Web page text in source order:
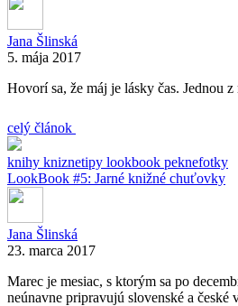
Jana Šlinská
5. mája 2017
Hovorí sa, že máj je lásky čas. Jednou
celý článok
knihy kniznetipy lookbook peknefotky
LookBook #5: Jarné knižné chuťovky
Jana Šlinská
23. marca 2017
Marec je mesiac, s ktorým sa po
neúnavne pripravujú slovenské a